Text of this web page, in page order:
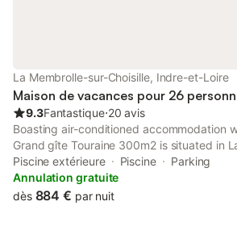
La Membrolle-sur-Choisille, Indre-et-Loire
Maison de vacances pour 26
9.3Fantastique⋅20 avis
Boasting air-conditioned accommodation
Grand gîte Touraine 300m2 is situated in
Choisille. This property offers access to a
private parking. The property is non-
Piscine extérieure Piscine
Parking
Annulation gratuite
dès 884 € par nuit